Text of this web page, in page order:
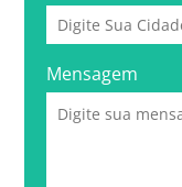
Mensagem